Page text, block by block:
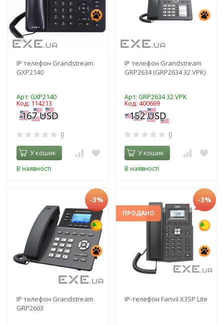
IP телефон Grandstream
GXP2140
Арт: GXP2140
Код: 114213
0
У кошик
В наявності
IP телефон Grandstream
GRP2634 (GRP2634 32 VPK)
Арт: GRP2634 32 VPK
Код: 400669
0
У кошик
В наявності
-3%
IP телефон Grandstream
GRP2603
ПРОДАНО
-3%
IP-телефон Fanvil X3SP Lite